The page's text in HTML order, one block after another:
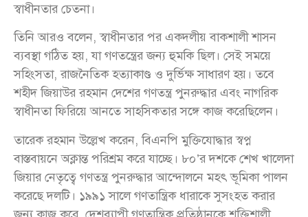
স্বাধীনতার চেতনা।
তিনি আরও বলেন, স্বাধীনতার পর একদলীয় বাকশালী শাসন
ব্যবস্থা গঠিত হয়, যা গণতন্ত্রের জন্য হুমকি ছিল। সেই সময়ে
সহিংসতা, রাজনৈতিক হত্যাকাণ্ড ও দুর্ভিক্ষ সাধারণ হয়। তবে
শহীদ জিয়াউর রহমান দেশের গণতন্ত্র পুনরুদ্ধার এবং নাগরিক
স্বাধীনতা ফিরিয়ে আনতে সাহসিকতার সঙ্গে কাজ করেছিলেন।
তারেক রহমান উল্লেখ করেন, বিএনপি মুক্তিযোদ্ধার স্বপ্ন
বাস্তবায়নে অক্লান্ত পরিশ্রম করে যাচ্ছে। ৮০’র দশকে শেখ খালেদা
জিয়ার নেতৃত্বে গণতন্ত্র পুনরুদ্ধার আন্দোলনে মহৎ ভূমিকা পালন
করেছে দলটি। ১৯৯১ সালে গণতান্ত্রিক ধারাকে সুসংহত করার